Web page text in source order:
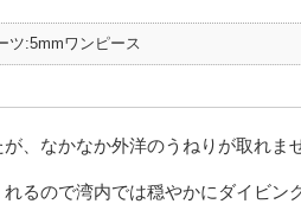
ツ:5mmワンピース
、なかなか外洋のうねりが取れま
るので湾内では穏やかにダイビン